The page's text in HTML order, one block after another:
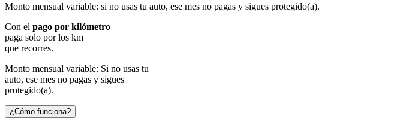
Monto mensual variable: si no usas tu auto, ese mes no pagas y sigues protegido(a).
Con el pago por kilómetro
paga solo por los km
que recorres.
Monto mensual variable: Si no usas tu
auto, ese mes no pagas y sigues
protegido(a).
¿Cómo funciona?